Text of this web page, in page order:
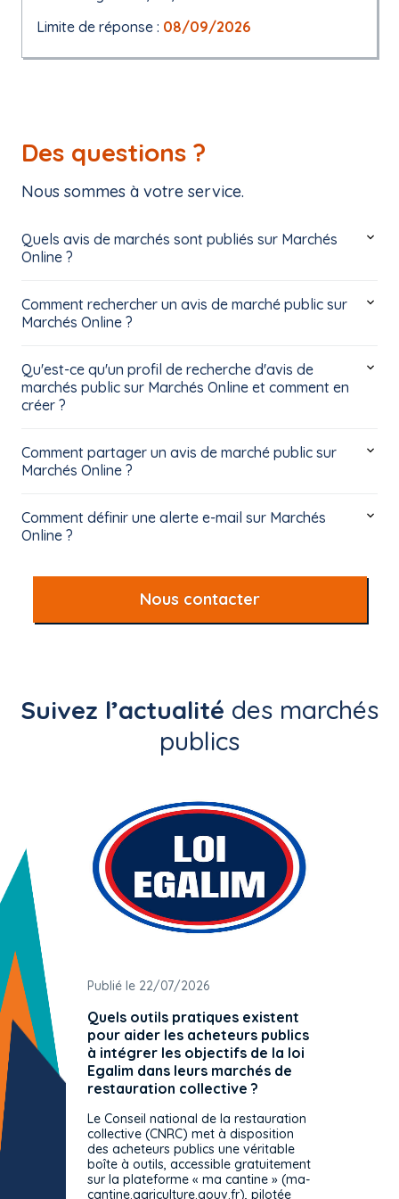
Limite de réponse : 08/09/2026
Des questions ?
Nous sommes à votre service.
Quels avis de marchés sont publiés sur Marchés
Online ?
Comment rechercher un avis de marché public sur
Marchés Online ?
Qu'est-ce qu'un profil de recherche d'avis de
marchés public sur Marchés Online et comment en
créer ?
Comment partager un avis de marché public sur
Marchés Online ?
Comment définir une alerte e-mail sur Marchés
Online ?
Nous contacter
Suivez l’actualité des marchés
publics
Publié le 22/07/2026
Quels outils pratiques existent
pour aider les acheteurs publics
à intégrer les objectifs de la loi
Egalim dans leurs marchés de
restauration collective ?
Le Conseil national de la restauration
collective (CNRC) met à disposition
des acheteurs publics une véritable
boîte à outils, accessible gratuitement
sur la plateforme « ma cantine » (ma-
cantine.agriculture.gouv.fr), pilotée